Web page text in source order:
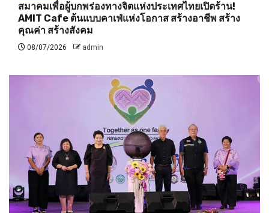
สมาคมเพื่อผู้บกพร่องทางจิตแห่งประเทศไทยเปิดร้าน!
AMIT Cafe ต้นแบบคาเฟ่แห่งโอกาส สร้างอาชีพ สร้าง
คุณค่า สร้างสังคม
08/07/2026 admin